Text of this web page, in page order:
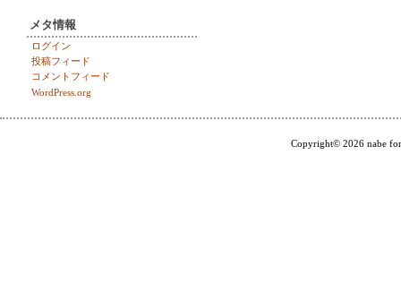
メタ情報
ログイン
投稿フィード
コメントフィード
WordPress.org
Copyright© 2026 nabe